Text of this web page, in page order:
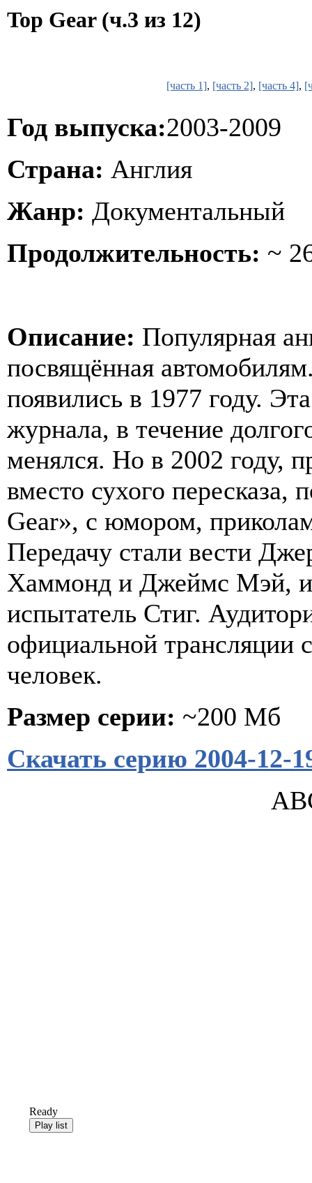
Top Gear (ч.3 из 12)
[часть 1], [часть 2], [часть 4],
Год выпуска:2003-2009
Страна: Англия
Жанр: Документальный
Продолжительность: ~
Описание: Популярная
посвящённая
появились в 1977 году.
журнала, в течение
менялся. Но в 2002 году,
вместо сухого пересказа,
Gear», с юмором,
Передачу стали вести
Хаммонд и Джеймс Мэй, и
испытатель Стиг.
официальной трансляции
человек.
Размер серии: ~200 Мб
Скачать серию 2004-12-
Ready